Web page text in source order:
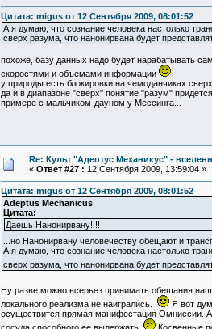
Цитата: migus от 12 Сентября 2009, 08:01:52
А я думаю, что сознание человека настолько
сверх разума, что нанонирвана будет
похоже, базу данных надо будет нарабатывать
скоростями и объемами информации
у природы есть блокировки на чемоданчиках
да и в диапазоне "сверх" понятие "разум"
примере с мальчиком-дауном у Мессинга...
Re: Культ "Адептус Механикус" -
« Ответ #27 : 12 Сентября 2009, 13:59:04 »
Цитата: migus от 12 Сентября 2009, 08:01:52
Adeptus Mechanicus
Цитата:
Даешь Нанонирвану!!!!
...но Нанонирвану человечеству обещают и
А я думаю, что сознание человека настолько
сверх разума, что нанонирвана будет
Ну разве можно всерьез принимать обещания
локального реализма не наигрались.
Я вот
осуществится прямая манифестация Омниссии. А